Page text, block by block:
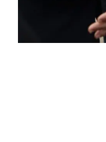
ROSE VALLAND,